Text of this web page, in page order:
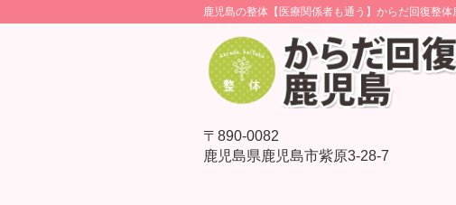
鹿児島の整体【医療関係者も通う】からだ回復整体
〒890-0082
鹿児島県鹿児島市紫原3-28-7